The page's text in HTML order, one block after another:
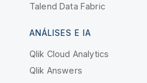
Talend Data Fabric
ANÁLISES E IA
Qlik Cloud Analytics
Qlik Answers